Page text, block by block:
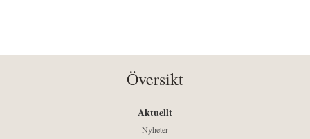
Översikt
Aktuellt
Nyheter